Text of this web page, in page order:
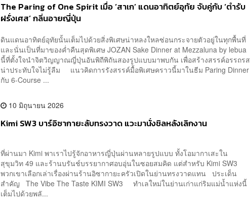
The Paring of One Spirit เมื่อ ‘สาเก’ แดนอาทิตย์อุทัย จับคู่กับ ‘ตำรับ
ฝรั่งเศส’ กลิ่นอายญี่ปุ่น
ดินแดนอาทิตย์อุทัยนั้นเต็มไปด้วยสิ่งพิเศษน่าหลงใหลซ่อนกระจายตัวอยู่ในทุกพื้นที่
และนั่นเป็นที่มาของค่ำคืนสุดพิเศษ JOZAN Sake Dinner at Mezzaluna by lebua
นี้ที่ตั้งใจนำจิตวิญญาณญี่ปุ่นอันพิถีพิถันสองรูปแบบมาพบกัน เพื่อสร้างสรรค์อรรถรส
น่าประทับใจไม่รู้ลืม แนวคิดการรังสรรค์มื้อพิเศษคราวนี้มาในธีม Paring Dinner
กับ 6-Course ...
10 มิถุนายน 2026
Kimi SW3 บาร์อิซากายะลับทรงวาด แวะมานั่งชิลหลังเลิกงาน
ที่ผ่านมา Kimi พาเราไปรู้จักอาหารญี่ปุ่นผ่านหลายรูปแบบ ทั้งโอมากาเสะใน
สุขุมวิท 49 และร้านบรันช์บรรยากาศอบอุ่นในซอยสมคิด แต่สำหรับ Kimi SW3
พวกเขาเลือกเล่าเรื่องผ่านร้านอิซากายะครัวเปิดในย่านทรงวาดแทน ประเด็น
สำคัญ The Vibe The Taste KIMI SW3 ทำเลใหม่ในย่านเก่าแก่ริมแม่น้ำแห่งนี้
เต็มไปด้วยพลั...